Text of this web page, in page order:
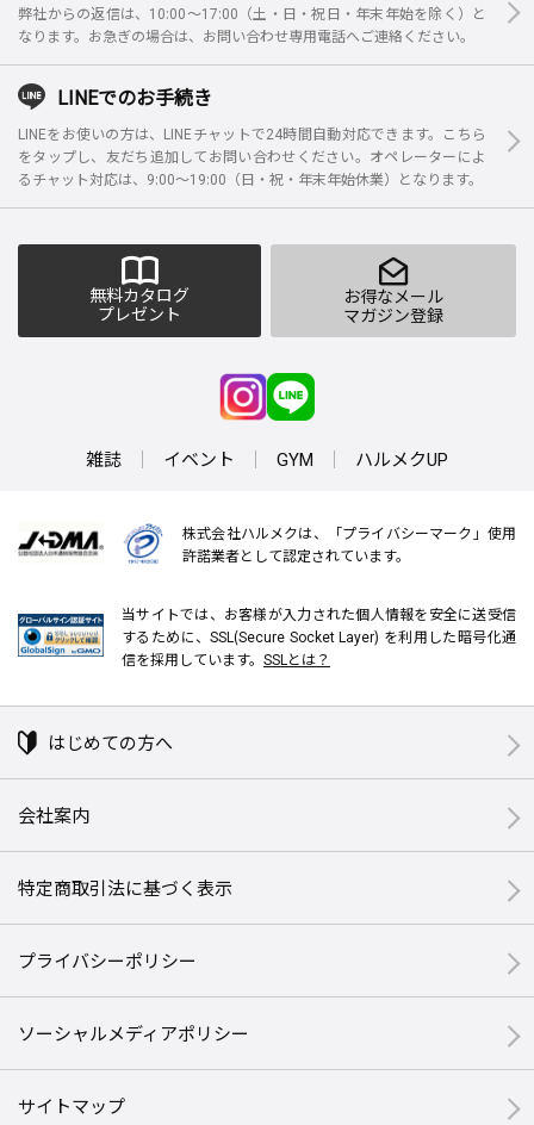
弊社からの返信は、10:00～17:00（土・日・祝日・年末年始を除く）と
なります。お急ぎの場合は、お問い合わせ専用電話へご連絡ください。
LINEでのお手続き
LINEをお使いの方は、LINEチャットで24時間自動対応できます。こちら
をタップし、友だち追加してお問い合わせください。オペレーターによ
るチャット対応は、9:00～19:00（日・祝・年末年始休業）となります。
無料カタログ
プレゼント
お得なメール
マガジン登録
雑誌 イベント GYM ハルメクUP
株式会社ハルメクは、「プライバシーマーク」使用
許諾業者として認定されています。
当サイトでは、お客様が入力された個人情報を安全に送受信
するために、SSL(Secure Socket Layer) を利用した暗号化通
信を採用しています。 SSLとは？
はじめての方へ
会社案内
特定商取引法に基づく表示
プライバシーポリシー
ソーシャルメディアポリシー
サイトマップ